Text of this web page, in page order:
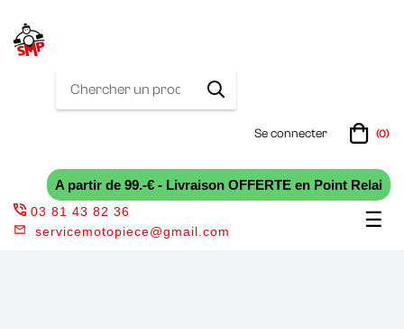
Se connecter (0)
A partir de 99.-€ - Livraison OFFERTE en Point Relai
☰
03 81 43 82 36
servicemotopiece@gmail.com